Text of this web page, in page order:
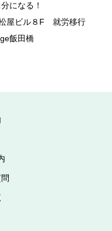
になる！
屋ビル８F 就労移行
飯田橋